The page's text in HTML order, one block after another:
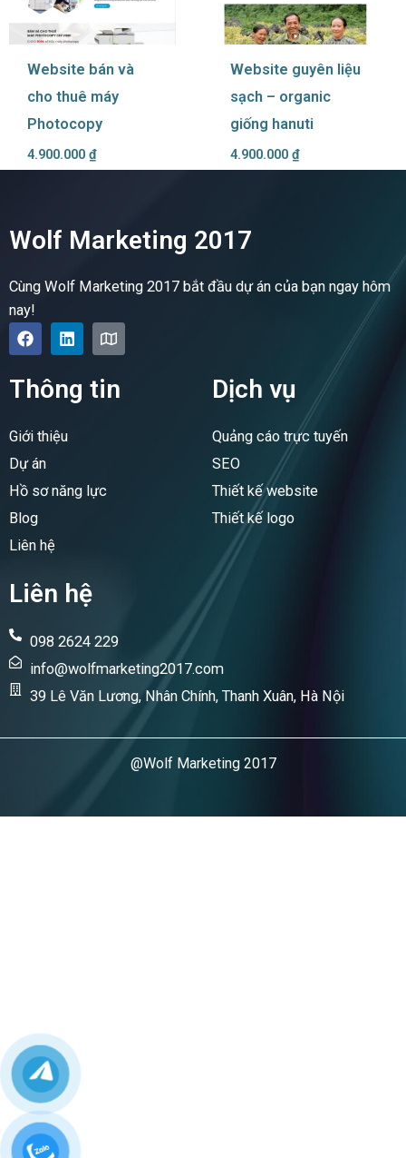
Website bán và
cho thuê máy
Photocopy
4.900.000 ₫
Website guyên liệu
sạch – organic
giống hanuti
4.900.000 ₫
Wolf Marketing 2017
Cùng Wolf Marketing 2017 bắt đầu dự án của bạn ngay hôm
nay!
F
a
c
e
b
o
k
L
i
n
e
n
M
a
p
Thông tin
Giới thiệu
Dự án
Hồ sơ năng lực
Blog
Liên hệ
Dịch vụ
Quảng cáo trực tuyến
SEO
Thiết kế website
Thiết kế logo
Liên hệ
098 2624 229
info@wolfmarketing2017.com
39 Lê Văn Lương, Nhân Chính, Thanh Xuân, Hà Nội
@Wolf Marketing 2017